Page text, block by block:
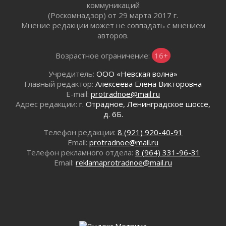
Изменение расписания 565 автобуса
30 июля 2026
Объявлена продажа инвестиционных паев
Пик топливного кризиса в Ленинградской
области прошёл
29 июля 2026
Ленобласть вошла в двадцатку лидеров по
освещению нацпроектов в СМИ
Легкоатлеты Ленинградской области вошли в
пятерку сильнейших на Первенстве России
29 июля 2026
Сотрудница почты в Кингисеппе
штрафов на 17 миллионов рублей за сброс
коммуникаций
(Роскомнадзор) от 29 марта 2017 г.
Мнение редакции может не совпадать с мнением
авторов.
Возрастное ограничение: 16+
Учредитель: ООО «Невская волна»
Главный редактор: Алексеева Елена Викторовна
E-mail: protradnoe@mail.ru
Адрес редакции: г. Отрадное, Ленинградское шоссе,
д. 6Б.
Телефон редакции: 8 (921) 920-40-91
Email: protradnoe@mail.ru
Телефон рекламного отдела: 8 (964) 331-96-31
Email: reklamaprotradnoe@mail.ru